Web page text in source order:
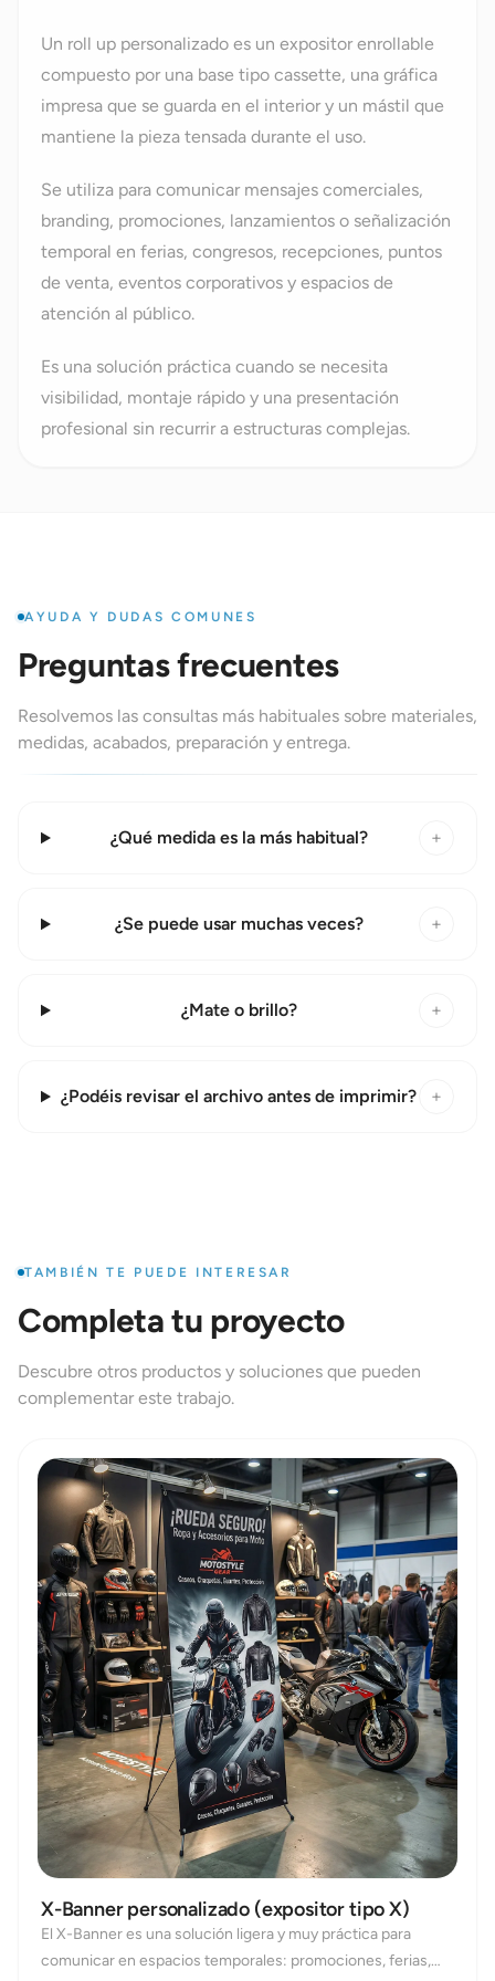
Un roll up personalizado es un expositor enrollable
compuesto por una base tipo cassette, una gráfica
impresa que se guarda en el interior y un mástil que
mantiene la pieza tensada durante el uso.
Se utiliza para comunicar mensajes comerciales,
branding, promociones, lanzamientos o señalización
temporal en ferias, congresos, recepciones, puntos
de venta, eventos corporativos y espacios de
atención al público.
Es una solución práctica cuando se necesita
visibilidad, montaje rápido y una presentación
profesional sin recurrir a estructuras complejas.
AYUDA Y DUDAS COMUNES
Preguntas frecuentes
Resolvemos las consultas más habituales sobre materiales,
medidas, acabados, preparación y entrega.
¿Qué medida es la más habitual? +
¿Se puede usar muchas veces? +
¿Mate o brillo? +
¿Podéis revisar el archivo antes de imprimir? +
TAMBIÉN TE PUEDE INTERESAR
Completa tu proyecto
Descubre otros productos y soluciones que pueden
complementar este trabajo.
X-Banner personalizado (expositor tipo X)
El X-Banner es una solución ligera y muy práctica para
comunicar en espacios temporales: promociones, ferias,